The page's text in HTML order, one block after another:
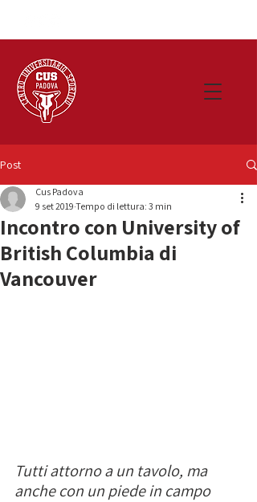
Post
Incontro con University of
British Columbia di
Vancouver
Cus Padova
9 set 2019 Tempo di lettura: 3 min
Tutti attorno a un tavolo, ma
anche con un piede in campo